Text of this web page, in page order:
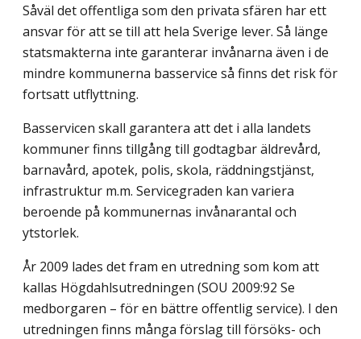
Såväl det offentliga som den privata sfären har ett
ansvar för att se till att hela Sverige lever. Så länge
statsmakterna inte garanterar invånarna även i de
mindre kommunerna basservice så finns det risk för
fortsatt utflyttning.
Basservicen skall garantera att det i alla landets
kommuner finns tillgång till godtagbar äldrevård,
barnavård, apotek, polis, skola, räddningstjänst,
infrastruktur m.m. Servicegraden kan variera
beroende på kommunernas invånarantal och
ytstorlek.
År 2009 lades det fram en utredning som kom att
kallas Högdahlsutredningen (SOU 2009:92 Se
medborgaren – för en bättre offentlig service). I den
utredningen finns många förslag till försöks- och